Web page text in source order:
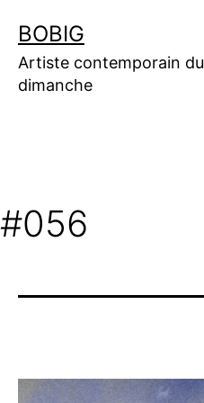
contenu
BOBIG
Artiste contemporain du
dimanche
#056